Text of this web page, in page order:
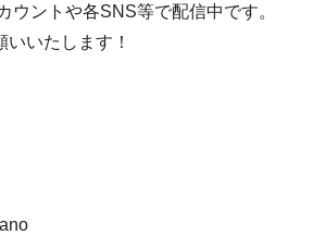
ウントや各SNS等で配信中です。
いたします！